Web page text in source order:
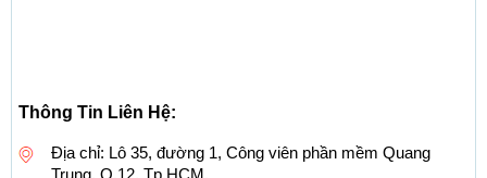
Thông Tin Liên Hệ:
Địa chỉ: Lô 35, đường 1, Công viên phần mềm Quang
Trung, Q.12, Tp.HCM.